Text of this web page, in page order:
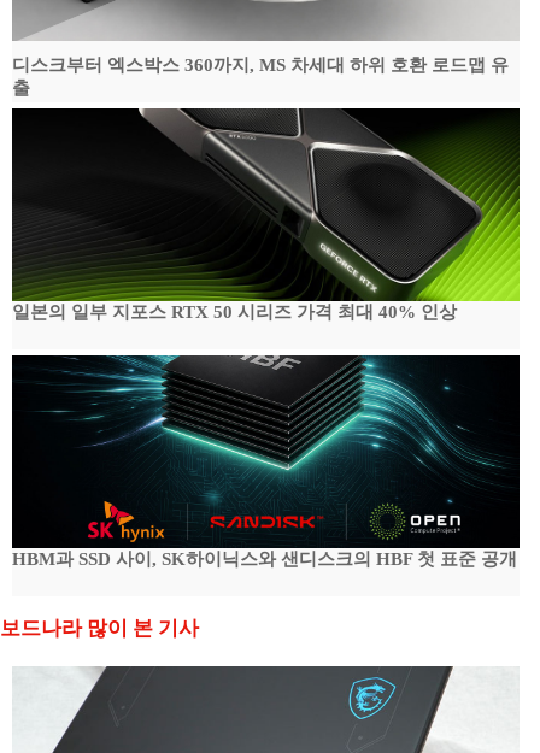
디스크부터 엑스박스 360까지, MS 차세대 하위 호환 로드맵 유
출
일본의 일부 지포스 RTX 50 시리즈 가격 최대 40% 인상
HBM과 SSD 사이, SK하이닉스와 샌디스크의 HBF 첫 표준 공개
보드나라 많이 본 기사